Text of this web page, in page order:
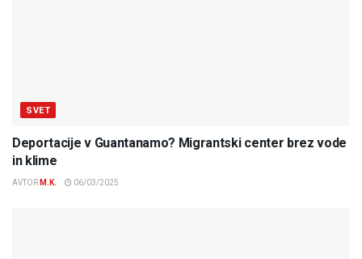
SVET
Deportacije v Guantanamo? Migrantski center brez vode
in klime
AVTOR M.K. 06/03/2025